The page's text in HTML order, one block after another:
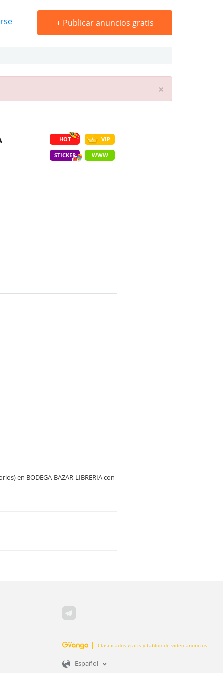
+Publicar anuncios gratis
×
HOT VIP
STICKER WWW
en BODEGA-BAZAR-LIBRERIA con
Clasificados gratis y tablón de video anuncios
Español